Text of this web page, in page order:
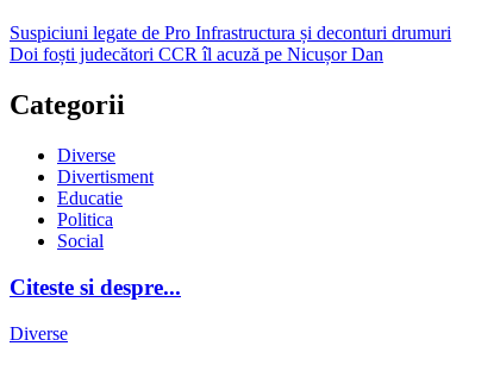
Suspiciuni legate de Pro Infrastructura și deconturi drumuri
Doi foști judecători CCR îl acuză pe Nicușor Dan
Categorii
Diverse
Divertisment
Educatie
Politica
Social
Citeste si despre...
Diverse